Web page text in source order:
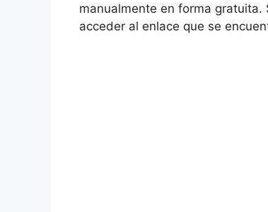
manualmente en forma
acceder al enlace que se